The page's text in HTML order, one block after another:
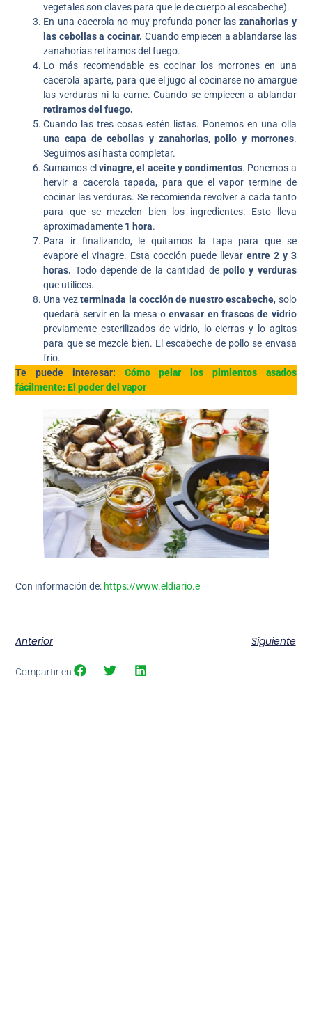
vegetales son claves para que le de cuerpo al escabeche).
En una cacerola no muy profunda poner laszanahorias y
las cebollas a cocinar. Cuando empiecen a ablandarse las
zanahorias retiramos del fuego.
Lo más recomendable es cocinar los morrones en una
cacerola aparte, para que el jugo al cocinarse no amargue
las verduras ni la carne. Cuando se empiecen a ablandar
retiramos del fuego.
Cuando las tres cosas estén listas. Ponemos en una olla
una capa de cebollas y zanahorias, pollo y morrones.
Seguimos así hasta completar.
Sumamos el vinagre, el aceite y condimentos. Ponemos a
hervir a cacerola tapada, para que el vapor termine de
cocinar las verduras. Se recomienda revolver a cada tanto
para que se mezclen bien los ingredientes. Esto lleva
aproximadamente 1 hora.
Para ir finalizando, le quitamos la tapa para que se
evapore el vinagre. Esta cocción puede llevar entre 2 y 3
horas. Todo depende de la cantidad de pollo y verduras
que utilices.
Una vezterminada la cocción de nuestro escabeche, solo
quedará servir en la mesa o envasar en frascos de vidrio
previamente esterilizados de vidrio, lo cierras y lo agitas
para que se mezcle bien. El escabeche de pollo se envasa
frío.
Te puede interesar: Cómo pelar los pimientos asados
fácilmente: El poder del vapor
Con información de: https://www.eldiario.e
Anterior Siguiente
Compartir en